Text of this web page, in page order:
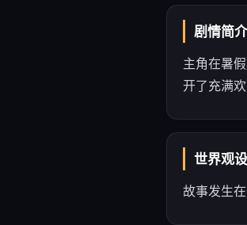
剧情简介
主角在暑
开了充满
世界观
故事发生